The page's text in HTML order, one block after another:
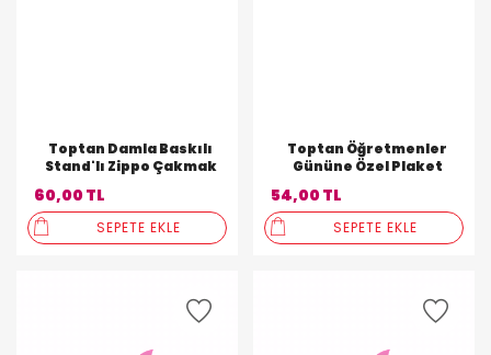
Toptan Damla Baskılı
Stand'lı Zippo Çakmak
60,00 TL
SEPETE EKLE
Toptan Öğretmenler
Gününe Özel Plaket
54,00 TL
SEPETE EKLE